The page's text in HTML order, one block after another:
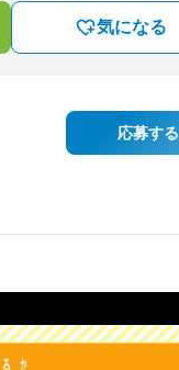
気になる
応募する